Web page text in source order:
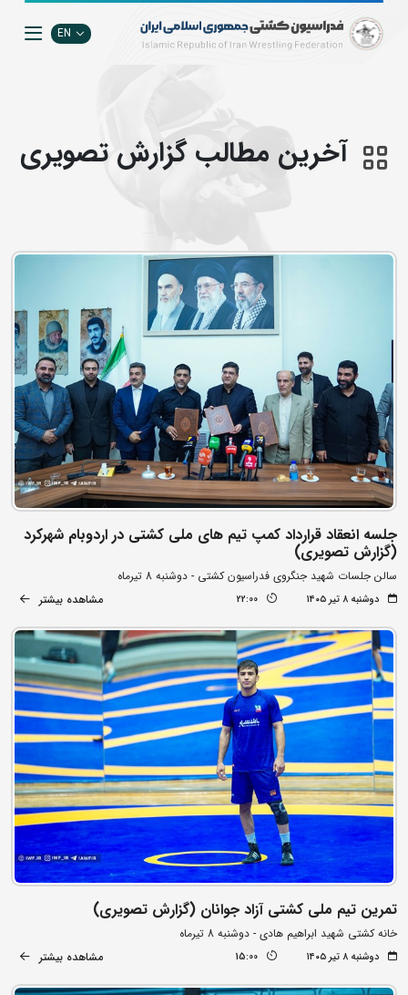
EN
آخرین مطالب گزارش تصويري
جلسه انعقاد قرارداد کمپ تیم های ملی کشتی در اردوبام شهرکرد
(گزارش تصویری)
سالن جلسات شهید جنگروی فدراسیون کشتی - دوشنبه 8 تیرماه
دوشنبه ۸ تیر ۱۴۰۵ 22:00 مشاهده بیشتر
تمرین تیم ملی کشتی آزاد جوانان (گزارش تصویری)
خانه کشتی شهید ابراهیم هادی - دوشنبه 8 تیرماه
دوشنبه ۸ تیر ۱۴۰۵ 15:00 مشاهده بیشتر